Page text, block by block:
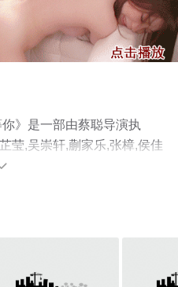
》是一部由蔡聪导演执
莹,吴崇轩,蒯家乐,张樟,侯佳
东,老四,田依桐,施羽,李晔
删减完整版电视剧全集就